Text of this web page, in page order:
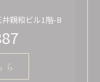
親和ビル1階-B
ら